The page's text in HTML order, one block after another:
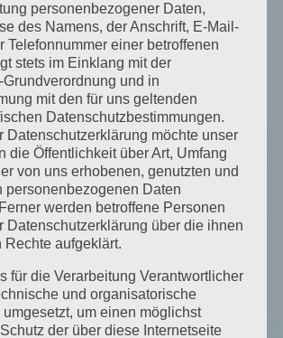
noch mehr über
und seine Angebote,
und Erlebnisse
Dann klicken Sie sich hier
mal auf die offizielle Bad
Homepage!
Mehr Erfahren...
personenbezogener Daten,
des Namens, der Anschrift, E-Mail-
Telefonnummer einer betroffenen
stets im Einklang mit der
Grundverordnung und in
mit den für uns geltenden
Datenschutzbestimmungen.
Datenschutzerklärung möchte unser
die Öffentlichkeit über Art, Umfang
von uns erhobenen, genutzten und
personenbezogenen Daten
werden betroffene Personen
Datenschutzerklärung über die ihnen
Rechte aufgeklärt.
für die Verarbeitung Verantwortlicher
und organisatorische
um einen möglichst
der über diese Internetseite